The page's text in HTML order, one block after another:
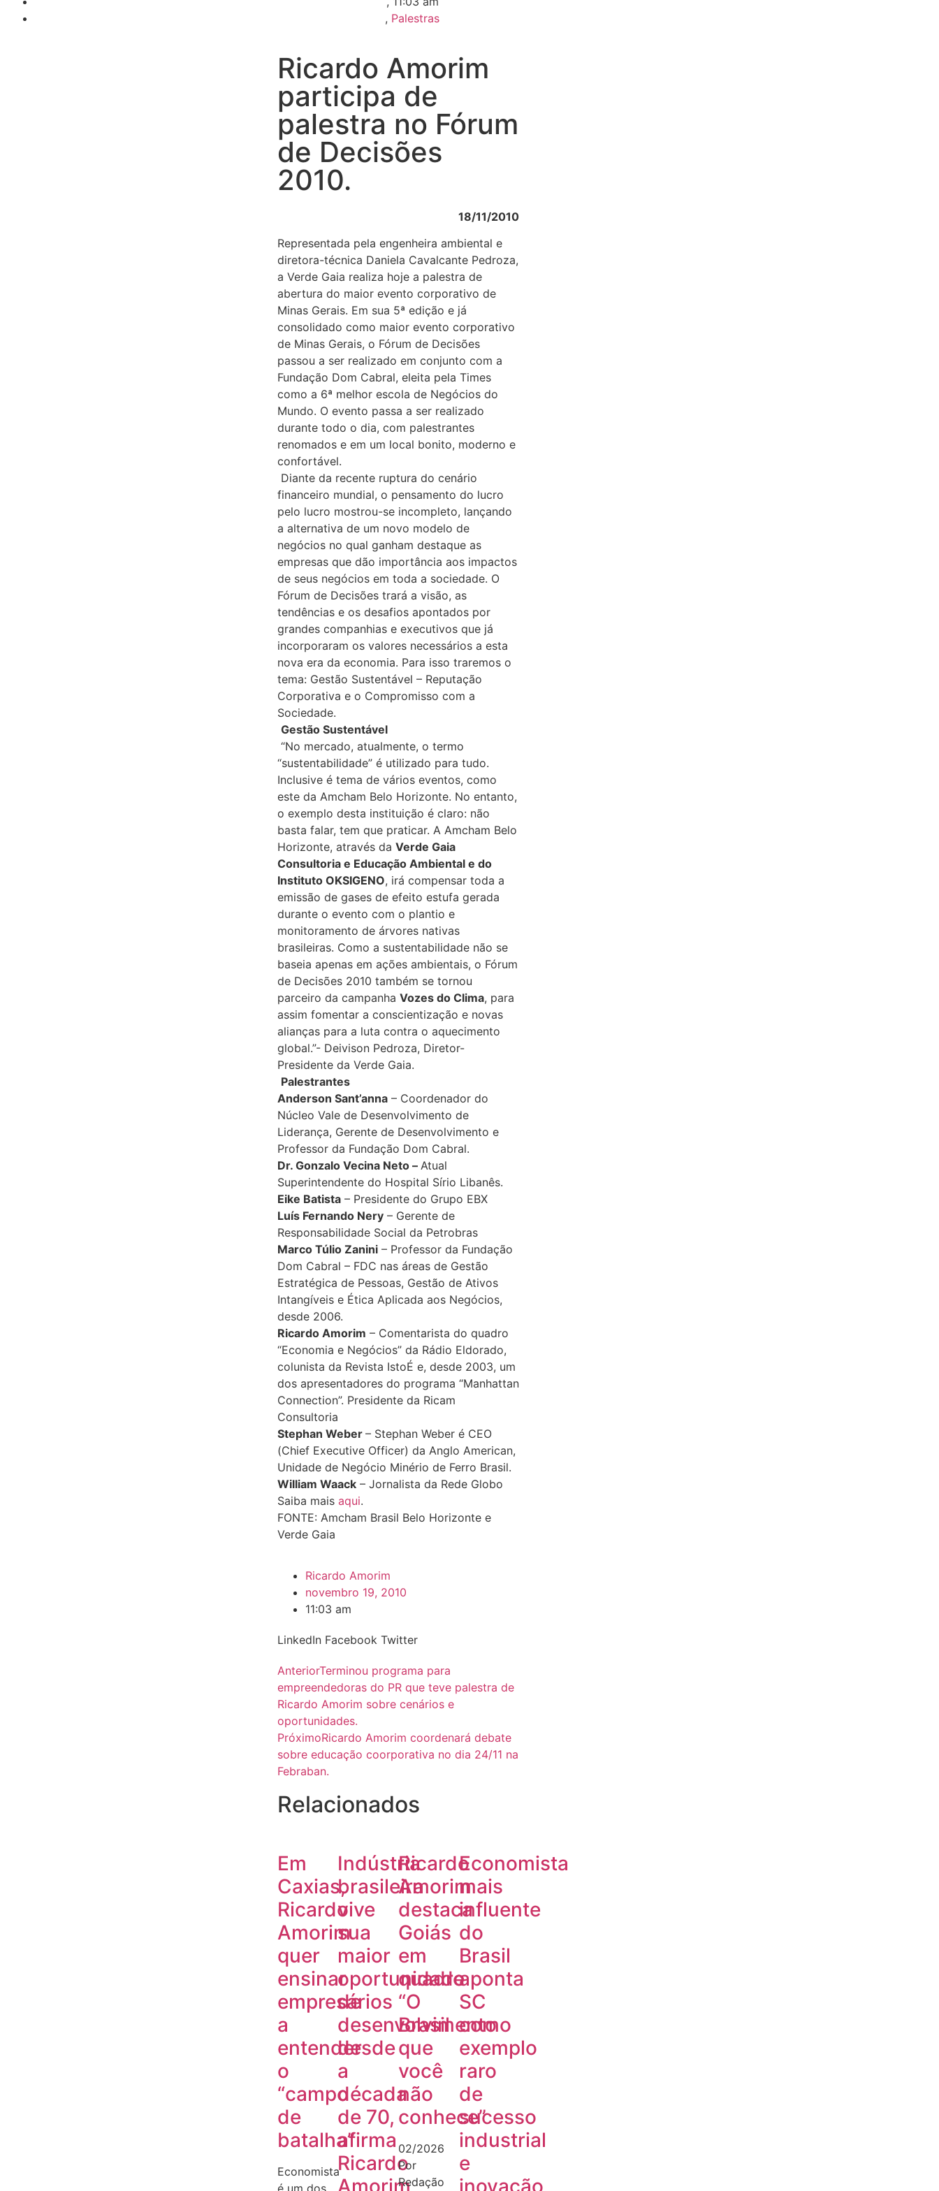
, Palestras
Ricardo Amorim
participa de
palestra no Fórum
de Decisões
2010.
18/11/2010
Representada pela engenheira ambiental e
diretora-técnica Daniela Cavalcante Pedroza,
a Verde Gaia realiza hoje a palestra de
abertura do maior evento corporativo de
Minas Gerais. Em sua 5ª edição e já
consolidado como maior evento corporativo
de Minas Gerais, o Fórum de Decisões
passou a ser realizado em conjunto com a
Fundação Dom Cabral, eleita pela Times
como a 6ª melhor escola de Negócios do
Mundo. O evento passa a ser realizado
durante todo o dia, com palestrantes
renomados e em um local bonito, moderno e
confortável.
Diante da recente ruptura do cenário
financeiro mundial, o pensamento do lucro
pelo lucro mostrou-se incompleto, lançando
a alternativa de um novo modelo de
negócios no qual ganham destaque as
empresas que dão importância aos impactos
de seus negócios em toda a sociedade. O
Fórum de Decisões trará a visão, as
tendências e os desafios apontados por
grandes companhias e executivos que já
incorporaram os valores necessários a esta
nova era da economia. Para isso traremos o
tema: Gestão Sustentável – Reputação
Corporativa e o Compromisso com a
Sociedade.
Gestão Sustentável
“No mercado, atualmente, o termo
“sustentabilidade” é utilizado para tudo.
Inclusive é tema de vários eventos, como
este da Amcham Belo Horizonte. No entanto,
o exemplo desta instituição é claro: não
basta falar, tem que praticar. A Amcham Belo
Horizonte, através da Verde Gaia
Consultoria e Educação Ambiental e do
Instituto OKSIGENO, irá compensar toda a
emissão de gases de efeito estufa gerada
durante o evento com o plantio e
monitoramento de árvores nativas
brasileiras. Como a sustentabilidade não se
baseia apenas em ações ambientais, o Fórum
de Decisões 2010 também se tornou
parceiro da campanha Vozes do Clima, para
assim fomentar a conscientização e novas
alianças para a luta contra o aquecimento
global.”- Deivison Pedroza, Diretor-
Presidente da Verde Gaia.
Palestrantes
Anderson Sant’anna– Coordenador do
Núcleo Vale de Desenvolvimento de
Liderança, Gerente de Desenvolvimento e
Professor da Fundação Dom Cabral.
Dr. Gonzalo Vecina Neto – Atual
Superintendente do Hospital Sírio Libanês.
Eike Batista– Presidente do Grupo EBX
Luís Fernando Nery– Gerente de
Responsabilidade Social da Petrobras
Marco Túlio Zanini– Professor da Fundação
Dom Cabral – FDC nas áreas de Gestão
Estratégica de Pessoas, Gestão de Ativos
Intangíveis e Ética Aplicada aos Negócios,
desde 2006.
Ricardo Amorim – Comentarista do quadro
“Economia e Negócios” da Rádio Eldorado,
colunista da Revista IstoÉ e, desde 2003, um
dos apresentadores do programa “Manhattan
Connection”. Presidente da Ricam
Consultoria
Stephan Weber – Stephan Weber é CEO
(Chief Executive Officer) da Anglo American,
Unidade de Negócio Minério de Ferro Brasil.
William Waack– Jornalista da Rede Globo
Saiba mais aqui.
FONTE: Amcham Brasil Belo Horizonte e
Verde Gaia
Ricardo Amorim
novembro 19, 2010
11:03 am
LinkedIn Facebook Twitter
AnteriorTerminou programa para
empreendedoras do PR que teve palestra de
Ricardo Amorim sobre cenários e
oportunidades.
PróximoRicardo Amorim coordenará debate
sobre educação coorporativa no dia 24/11 na
Febraban.
Relacionados
Em
Caxias,
Ricardo
Amorim
quer
ensinar
empresários
a
entender
o
“campo
de
batalha”
Economista
é um dos
Indústria
brasileira
vive
sua
maior
oportunidade
de
desenvolvimento
desde
a
década
de 70,
afirma
Ricardo
Amorim
Ricardo
Amorim
destaca
Goiás
em
quadro
“O
Brasil
que
você
não
conhece”
02/2026
Por
Redação
Economista
mais
influente
do
Brasil
aponta
SC
como
exemplo
raro
de
sucesso
industrial
e
inovação